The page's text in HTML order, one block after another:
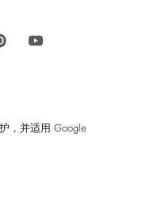
，并适用 Google